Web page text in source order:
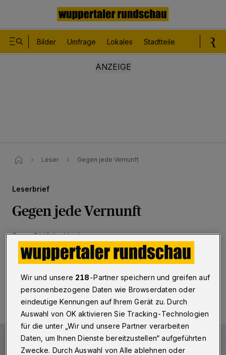
Bilder Umfrage Lokales Stadtteile
Leser Gegen jede Vernunft
Leserbrief
Gegen jede Vernunft
Betr.: BUGA-Abstimmung
17.06.2022 , 14:40 Uhr Eine Minute Lesezeit
Wir und unsere 218-Partner speichern und greifen auf
personenbezogene Daten wie Browserdaten oder
eindeutige Kennungen auf Ihrem Gerät zu. Durch
Auswahl von OK aktivieren Sie Tracking-Technologien
für die unter „Wir und unsere Partner verarbeiten
Daten, um Ihnen Dienste bereitzustellen“ aufgeführten
Zwecke. Durch Auswahl von Alle ablehnen oder